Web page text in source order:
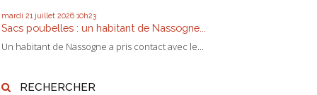
mardi 21 juillet 2026 10h23
Sacs poubelles : un habitant de Nassogne...
Un habitant de Nassogne a pris contact avec le...
RECHERCHER